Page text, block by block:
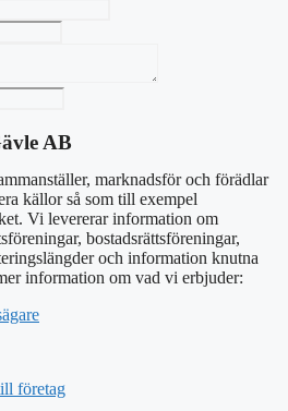
AB
marknadsför och förädlar
källor så som till exempel
Vi levererar information om
bostadsrättsföreningar,
och information knutna
information om vad vi erbjuder:
företag